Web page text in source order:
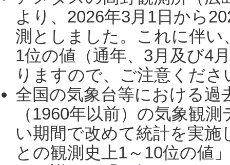
より、2026年3月1日から
測としました。これに伴い
1位の値（通年、3月及び4
りますので、ご注意くだ
全国の気象台等における過
（1960年以前）の気象観
い期間で改めて統計を実
との観測史上1～10位の値